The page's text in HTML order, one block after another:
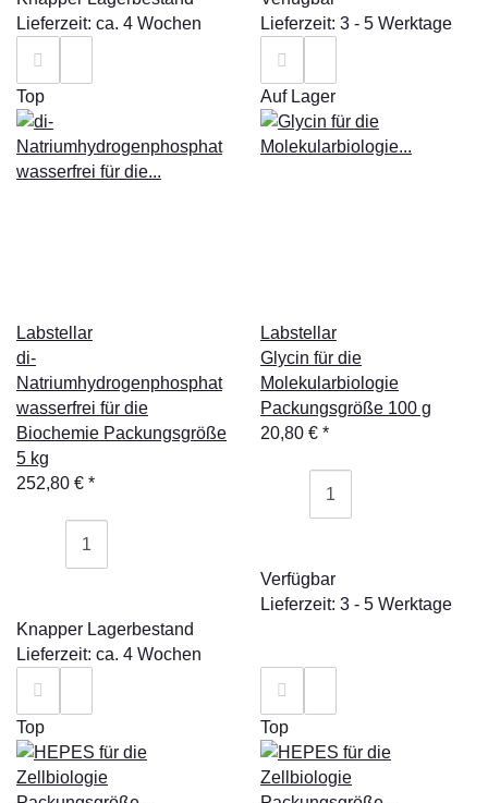
Lieferzeit: ca. 4 Wochen
Lieferzeit: 3 - 5 Werktage
Top
Labstellar
di-
Natriumhydrogenphosphat
wasserfrei für die
Biochemie Packungsgröße
5 kg
252,80 € *
Knapper Lagerbestand
Lieferzeit: ca. 4 Wochen
Auf Lager
Labstellar
Glycin für die
Molekularbiologie
Packungsgröße 100 g
20,80 € *
Verfügbar
Lieferzeit: 3 - 5 Werktage
Top Top